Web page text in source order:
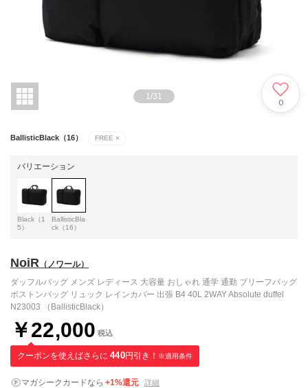
1 /31
0
BallisticBlack（16） FREE ×
バリエーション
Black（1
5）
BallisticBla
ck（16）
NoiR （ノワール）
ダッフルバッグ メンズ レディース 大容量 おしゃれ 通学 通勤 ブリーフバッグ
ボストンバッグ リュック レインカバー 出張 B4 40L 2WAY Absolute duffel
N23003 （BallisticBlack）
￥22,000 税込
クーポンを使えばさらに 440円引き！ ※適用条件
マガシークカードなら +1%還元 詳細